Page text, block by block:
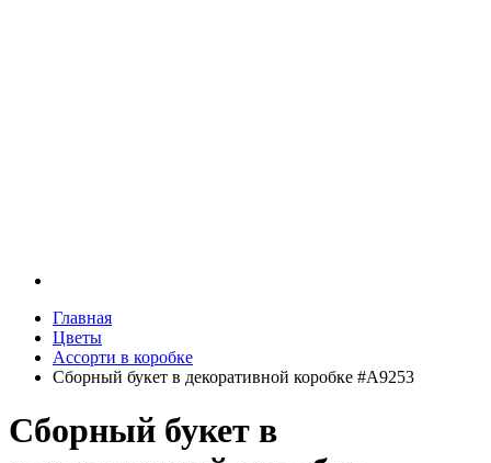
Главная
Цветы
Ассорти в коробке
Сборный букет в декоративной коробке #A9253
Сборный букет в